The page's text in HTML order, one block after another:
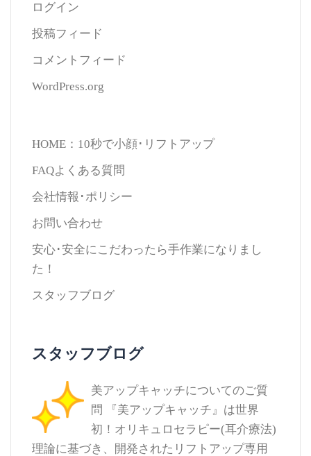
ログイン
投稿フィード
コメントフィード
WordPress.org
HOME：10秒で小顔･リフトアップ
FAQよくある質問
会社情報･ポリシー
お問い合わせ
安心･安全にこだわったら手作業になりまし
た！
スタッフブログ
スタッフブログ
美アップキャッチについてのご質
問
『美アップキャッチ』は世界
初！オリキュロセラピー(耳介療法)
理論に基づき、開発されたリフトアップ専用